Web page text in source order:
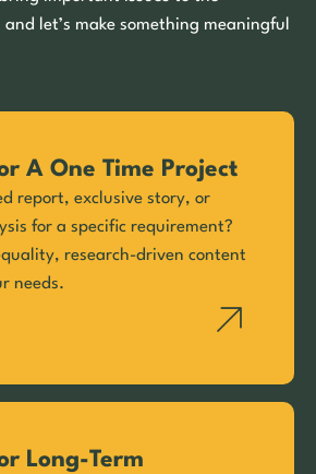
let’s make something meaningful
A One Time Project
report, exclusive story, or
for a specific requirement?
research-driven content
needs.
Long-Term